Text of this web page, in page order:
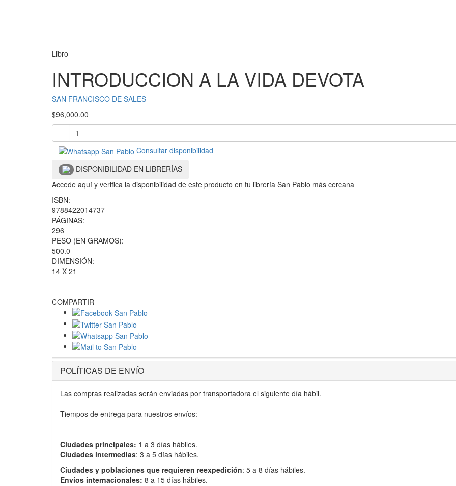
Libro
INTRODUCCION A LA VIDA DEVOTA
SAN FRANCISCO DE SALES
$96,000.00
–
Consultar disponibilidad
DISPONIBILIDAD EN LIBRERÍAS
Accede aquí y verifica la disponibilidad de este producto en tu librería San Pablo más cercana
ISBN:
9788422014737
PÁGINAS:
296
PESO (EN GRAMOS):
500.0
DIMENSIÓN:
14 X 21
COMPARTIR
POLÍTICAS DE ENVÍO
Las compras realizadas serán enviadas por transportadora el siguiente día hábil.
Tiempos de entrega para nuestros envíos:
Ciudades principales: 1 a 3 días hábiles.
Ciudades intermedias: 3 a 5 días hábiles.
Ciudades y poblaciones que requieren reexpedición: 5 a 8 días hábiles.
Envíos internacionales: 8 a 15 días hábiles.